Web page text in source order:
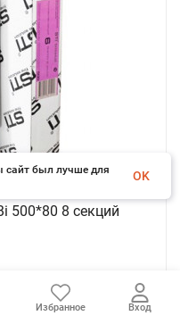
500*80 8 секций
(1032 Вт) STI.
отопления в здания
Избранное Вход
был лучше для
OK